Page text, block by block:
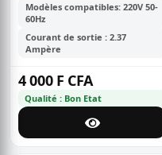
Modèles compatibles: 220V 50-
60Hz
Courant de sortie : 2.37
Ampère
4 000 F CFA
Qualité : Bon Etat